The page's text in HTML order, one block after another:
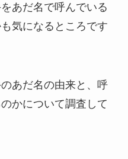
あだ名で呼んでいる
気になるところです
あだ名の由来と、呼
かについて調査して